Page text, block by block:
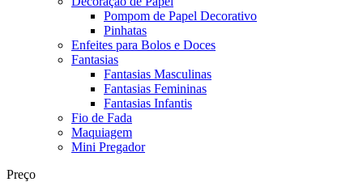
Pompom de Papel Decorativo
Pinhatas
Enfeites para Bolos e Doces
Fantasias
Fantasias Masculinas
Fantasias Femininas
Fantasias Infantis
Fio de Fada
Maquiagem
Mini Pregador
Preço